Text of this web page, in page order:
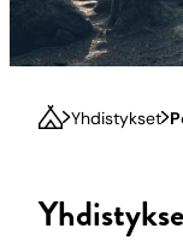
Yhdistykset